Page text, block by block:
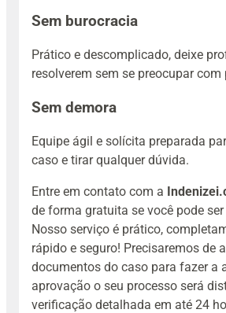
Sem burocracia
Prático e descomplicado, deixe
resolverem sem se preocupar com
Sem demora
Equipe ágil e solícita preparada
caso e tirar qualquer dúvida.
Entre em contato com a
de forma gratuita se você pode
Nosso serviço é prático,
rápido e seguro! Precisaremos de
documentos do caso para fazer a
aprovação o seu processo será
verificação detalhada em até 24